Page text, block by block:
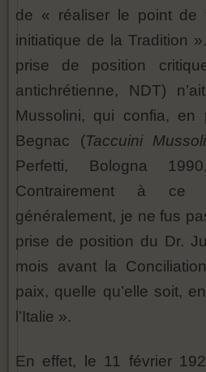
de « réaliser le point de
initiatique de la Tradition
prise de position
antichrétienne, NDT)
Mussolini, qui confia, en
Begnac (Taccuini
Perfetti, Bologna
Contrairement à ce
généralement, je ne fus
prise de position du Dr.
mois avant la
paix, quelle qu’elle soit,
l’Italie ».
En effet, le 11 février